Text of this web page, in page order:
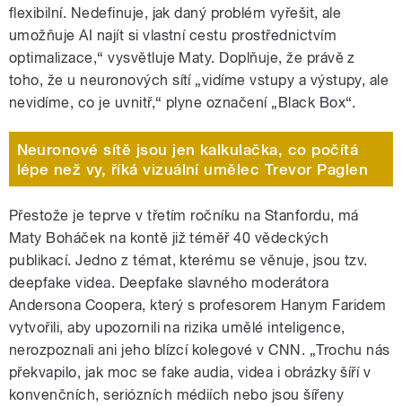
flexibilní. Nedefinuje, jak daný problém vyřešit, ale
umožňuje AI najít si vlastní cestu prostřednictvím
optimalizace,“ vysvětluje Maty. Doplňuje, že právě z
toho, že u neuronových sítí „vidíme vstupy a výstupy, ale
nevidíme, co je uvnitř,“ plyne označení „Black Box“.
Neuronové sítě jsou jen kalkulačka, co počítá
lépe než vy, říká vizuální umělec Trevor Paglen
Přestože je teprve v třetím ročníku na Stanfordu, má
Maty Boháček na kontě již téměř 40 vědeckých
publikací. Jedno z témat, kterému se věnuje, jsou tzv.
deepfake videa. Deepfake slavného moderátora
Andersona Coopera, který s profesorem Hanym Faridem
vytvořili, aby upozornili na rizika umělé inteligence,
nerozpoznali ani jeho blízcí kolegové v CNN. „Trochu nás
překvapilo, jak moc se fake audia, videa i obrázky šíří v
konvenčních, seriózních médiích nebo jsou šířeny